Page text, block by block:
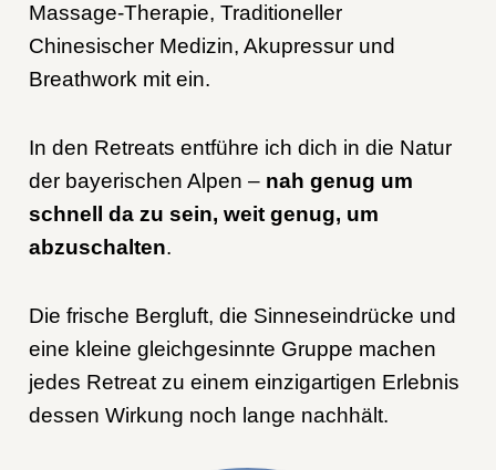
Massage-Therapie, Traditioneller
Chinesischer Medizin, Akupressur und
Breathwork mit ein.
In den Retreats entführe ich dich in die Natur
der bayerischen Alpen – nah genug um
schnell da zu sein, weit genug, um
abzuschalten.
Die frische Bergluft, die Sinneseindrücke und
eine kleine gleichgesinnte Gruppe machen
jedes Retreat zu einem einzigartigen Erlebnis
dessen Wirkung noch lange nachhält.